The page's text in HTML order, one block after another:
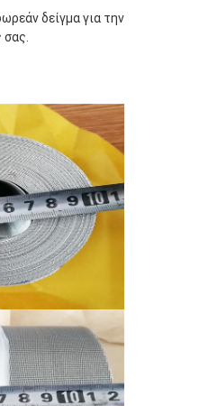
δείγμα για την